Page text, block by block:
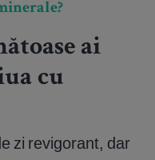
ai
cu
zi revigorant, dar